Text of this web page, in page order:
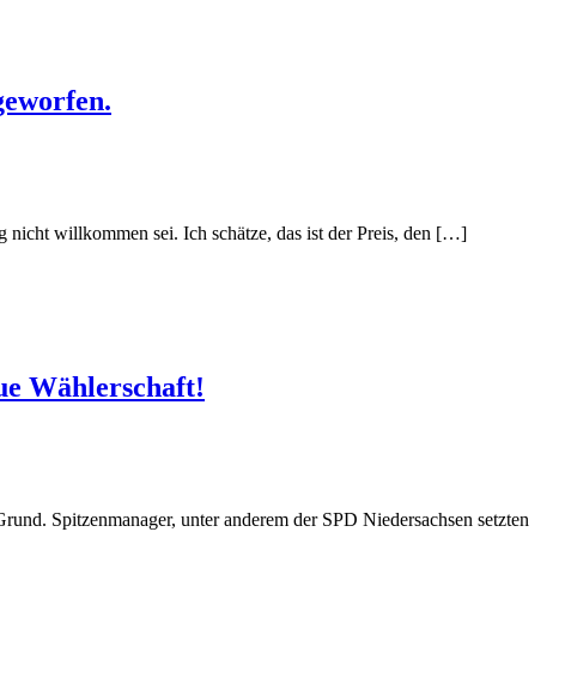
nicht willkommen sei. Ich schätze, das ist der Preis, den […]
Wählerschaft!
Spitzenmanager, unter anderem der SPD Niedersachsen setzten